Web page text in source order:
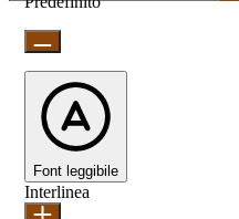
Font leggibile
Interlinea